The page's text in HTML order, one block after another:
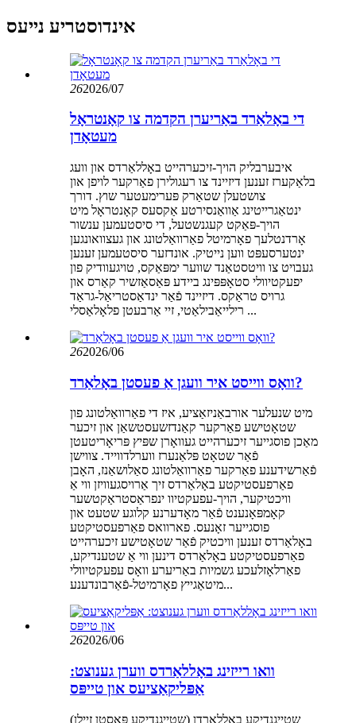
אינדוסטריע נייעס
262026/07
די באָלאַרד באַריערן הקדמה צו קאָנטראָל
מעטאָדן
איבערבליק הויך-זיכערהייט באָללאַרדס און וועג
בלאַקערז זענען דיזיינד צו רעגולירן פאַרקער לויפן און
צושטעלן שטאַרק פּערימעטער שוץ. דורך
ינטאַגרייטינג אַוואַנסירטע אַקסעס קאָנטראָל מיט
הויך-פּאַקט קעגנשטעל, די סיסטעמען ענשור
אָרדנטלעך פאָרמיטל פאַרוואַלטונג און געצוואונגען
ינטערסעפּט ווען נייטיק. אונדזער סיסטעמען זענען
געבויט צו וויטסטאַנד שווער ימפּאַקס, טויגעוודיק פון
יפעקטיוולי סטאָפּפּינג ביידע פּאַסאַזשיר קאַרס און
גרויס טראַקס. דיזיינד פֿאַר ינדאַסטריאַל-גראַד
רילייאַבילאַטי, זיי אַרבעטן פלאָלאַסלי ...
262026/06
וואָס ווייסט איר וועגן אַ פעסטן באָלאַרד?
מיט שנעלער אורבאַניזאַציע, איז די פאַרוואַלטונג פון
שטאָטישע פאַרקער קאַנדזשעסטשאַן און זיכער
מאַכן פוסגייער זיכערהייט געוואָרן שפּיץ פּריאָריטעטן
פֿאַר שטאָט פּלאַנערז ווערלדווייד. צווישן
פֿאַרשידענע פאַרקער פאַרוואַלטונג סאַלושאַנז, האָבן
פאַרפעסטיקטע באָלאַרדס זיך אַרויסגעוויזן ווי אַ
וויכטיקער, הויך-עפעקטיוו ינפראַסטראַקטשער
קאָמפּאָנענט פֿאַר מאָדערנע קלוגע שטעט און
פוסגייער זאָנעס. פארוואס פאַרפעסטיקטע
באָלאַרדס זענען וויכטיק פֿאַר שטאָטישע זיכערהייט
פאַרפעסטיקטע באָלאַרדס דינען ווי אַ שטענדיקע,
פאַרלאָזלעכע גשמיות באַריערע וואָס עפעקטיוולי
מיטאַגייץ פאָרמיטל-פֿאַרבונדענע...
262026/06
וואו רייזינג באָללאַרדס ווערן גענוצט:
אַפּליקאַציעס און טייפּס
שטייגנדיקע באָללאַרדן (שטייגנדיקע פּאָסטן זיילן)